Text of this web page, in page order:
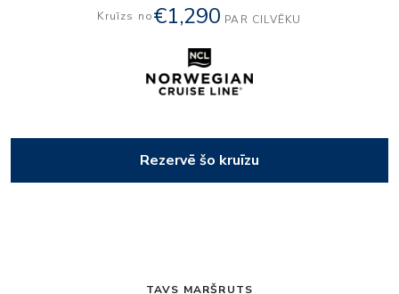
Kruīzs no€1,290 PAR CILVĒKU
Rezervē šo kruīzu
TAVS MARŠRUTS